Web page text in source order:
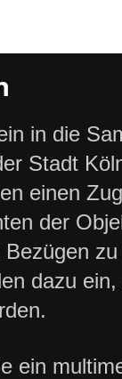
in die
Stadt
einen
der
dazu
ein